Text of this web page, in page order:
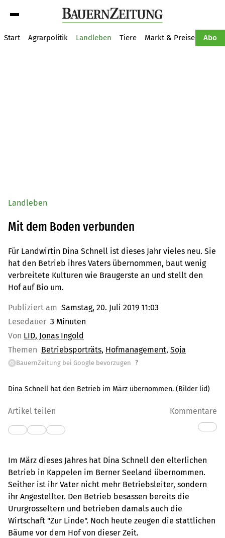
Start Agrarpolitik Landleben Tiere Markt & Preise Abo
Landleben
Mit dem Boden verbunden
Für Landwirtin Dina Schnell ist dieses Jahr vieles neu. Sie
hat den Betrieb ihres Vaters übernommen, baut wenig
verbreitete Kulturen wie Braugerste an und stellt den
Hof auf Bio um.
Publiziert am Samstag, 20. Juli 2019 11:03
Lesedauer 3 Minuten
Von LID, Jonas Ingold
Themen Betriebsporträts Hofmanagement Soja
G BauernZeitung bei Google bevorzugen ?
Dina Schnell hat den Betrieb im März übernommen. (Bilder lid)
Artikel teilen Kommentare
Im März dieses Jahres hat Dina Schnell den elterlichen
Betrieb in Kappelen im Berner Seeland übernommen.
Seither ist ihr Vater nicht mehr Betriebsleiter, sondern
ihr Angestellter. Den Betrieb besassen bereits die
Ururgrosseltern und betrieben damals auch die
Wirtschaft "Zur Linde". Noch heute zeugen die stattlichen
Bäume vor dem Hof von dieser Zeit.